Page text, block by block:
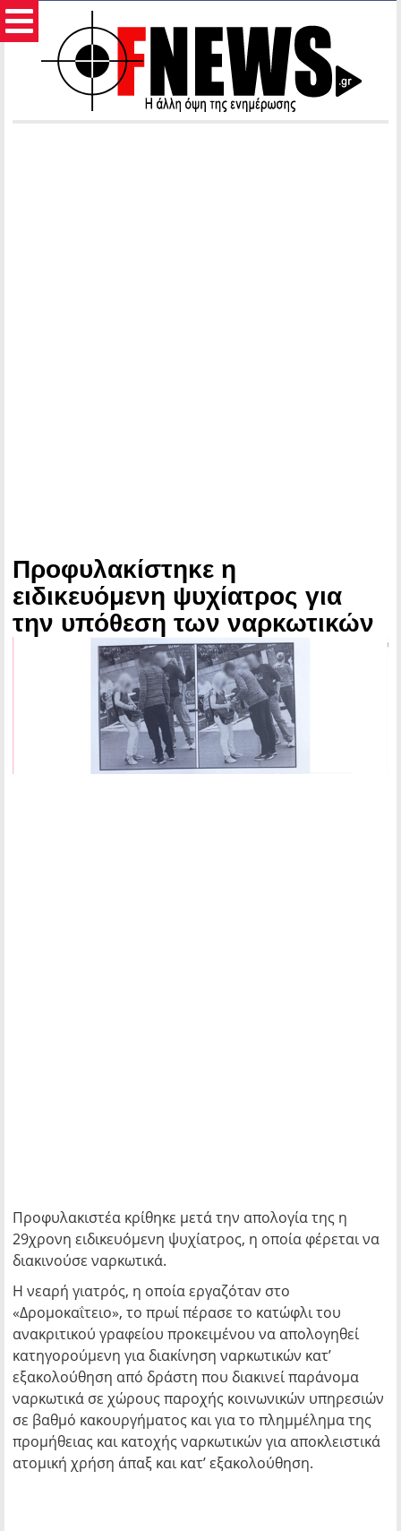
Προφυλακίστηκε η
ειδικευόμενη ψυχίατρος για
την υπόθεση των ναρκωτικών
Προφυλακιστέα κρίθηκε μετά την απολογία της η
29χρονη ειδικευόμενη ψυχίατρος, η οποία φέρεται να
διακινούσε ναρκωτικά.
Η νεαρή γιατρός, η οποία εργαζόταν στο
«Δρομοκαΐτειο», το πρωί πέρασε το κατώφλι του
ανακριτικού γραφείου προκειμένου να απολογηθεί
κατηγορούμενη για διακίνηση ναρκωτικών κατ’
εξακολούθηση από δράστη που διακινεί παράνομα
ναρκωτικά σε χώρους παροχής κοινωνικών υπηρεσιών
σε βαθμό κακουργήματος και για το πλημμέλημα της
προμήθειας και κατοχής ναρκωτικών για αποκλειστικά
ατομική χρήση άπαξ και κατ’ εξακολούθηση.